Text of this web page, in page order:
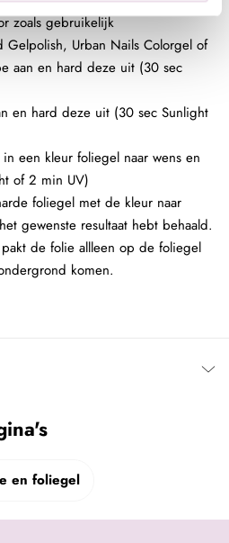
zoals gebruikelijk
Gelpolish, Urban Nails Colorgel of
aan en hard deze uit (30 sec
en hard deze uit (30 sec Sunlight
een kleur foliegel naar wens en
of 2 min UV)
foliegel met de kleur naar
gewenste resultaat hebt behaald.
de folie allleen op de foliegel
komen.
en foliegel